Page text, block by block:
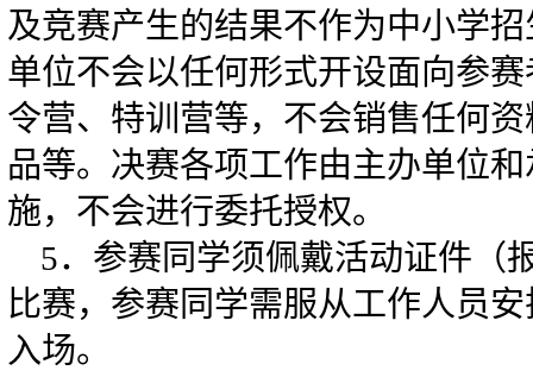
及竞赛产生的结果不作为中小学
单位不会以任何形式开设面向参
令营、特训营等，不会销售任何
品等。决赛各项工作由主办单位
施，不会进行委托授权。
5．参赛同学须佩戴活动证件（
比赛，参赛同学需服从工作人员
入场。